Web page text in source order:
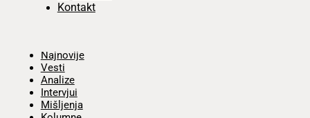
Kontakt
Najnovije
Vesti
Analize
Intervjui
Mišljenja